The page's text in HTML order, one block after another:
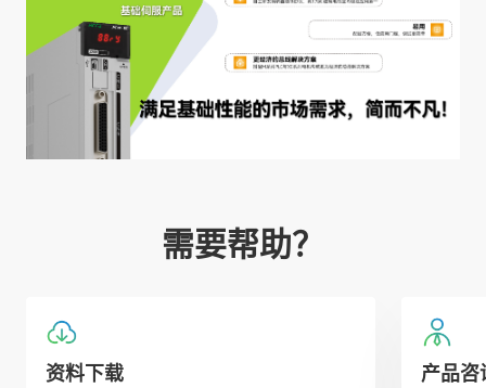
需要帮助？
资料下载 产品咨